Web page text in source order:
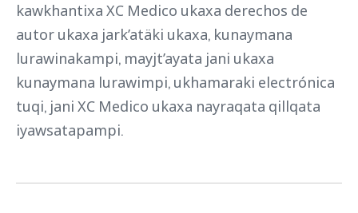
kawkhantixa XC Medico ukaxa derechos de
autor ukaxa jark’atäki ukaxa, kunaymana
lurawinakampi, mayjt’ayata jani ukaxa
kunaymana lurawimpi, ukhamaraki electrónica
tuqi, jani XC Medico ukaxa nayraqata qillqata
iyawsatapampi.